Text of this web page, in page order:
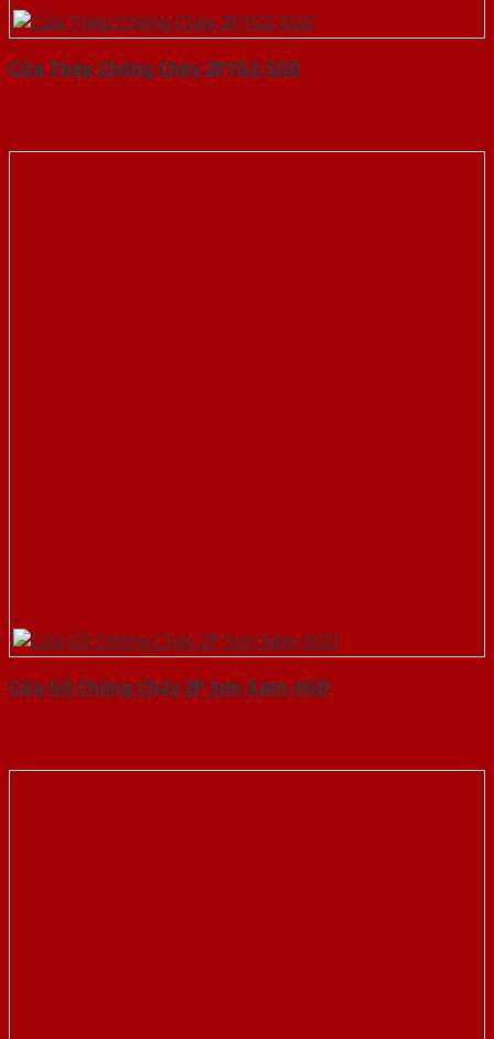
Cửa Thép Chống Cháy 2P1G2-SGD
Cửa Gỗ Chống Cháy 2P Sơn Xám-SGD